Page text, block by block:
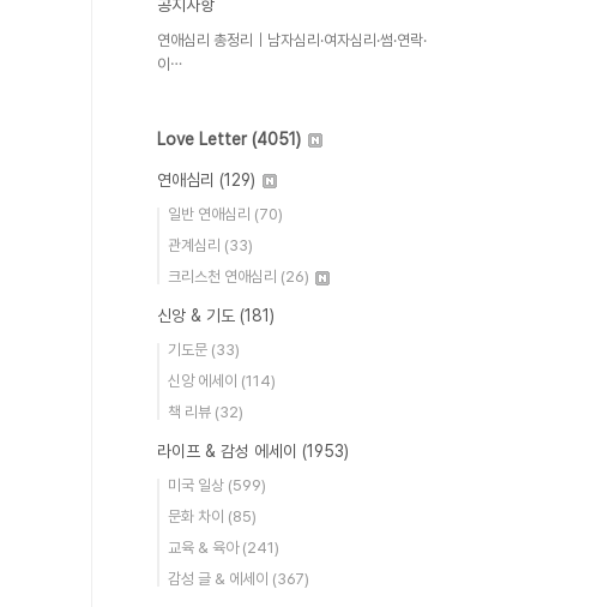
공지사항
연애심리 총정리｜남자심리·여자심리·썸·연락·
이⋯
Love Letter (4051)
연애심리 (129)
일반 연애심리 (70)
관계심리 (33)
크리스천 연애심리 (26)
신앙 & 기도 (181)
기도문 (33)
신앙 에세이 (114)
책 리뷰 (32)
라이프 & 감성 에세이 (1953)
미국 일상 (599)
문화 차이 (85)
교육 & 육아 (241)
감성 글 & 에세이 (367)